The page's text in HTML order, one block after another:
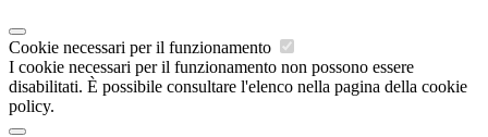
Cookie necessari per il funzionamento
I cookie necessari per il funzionamento non possono essere
disabilitati. È possibile consultare l'elenco nella pagina della cookie
policy.